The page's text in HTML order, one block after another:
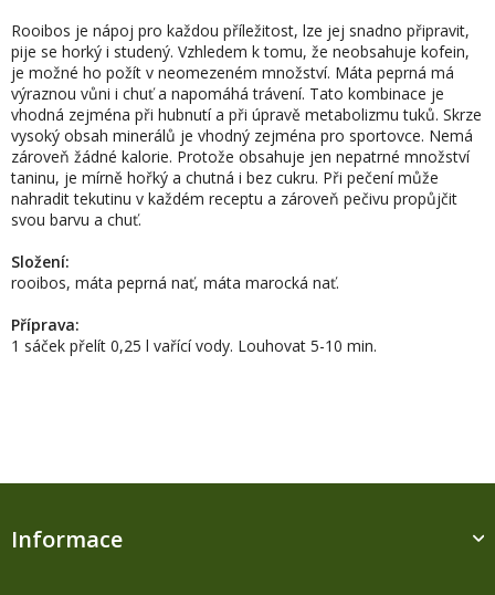
Rooibos je nápoj pro každou příležitost, lze jej snadno připravit,
pije se horký i studený. Vzhledem k tomu, že neobsahuje kofein,
je možné ho požít v neomezeném množství. Máta peprná má
výraznou vůni i chuť a napomáhá trávení. Tato kombinace je
vhodná zejména při hubnutí a při úpravě metabolizmu tuků. Skrze
vysoký obsah minerálů je vhodný zejména pro sportovce. Nemá
zároveň žádné kalorie. Protože obsahuje jen nepatrné množství
taninu, je mírně hořký a chutná i bez cukru. Při pečení může
nahradit tekutinu v každém receptu a zároveň pečivu propůjčit
svou barvu a chuť.
Složení:
rooibos, máta peprná nať, máta marocká nať.
Příprava:
1 sáček přelít 0,25 l vařící vody. Louhovat 5-10 min.
Informace